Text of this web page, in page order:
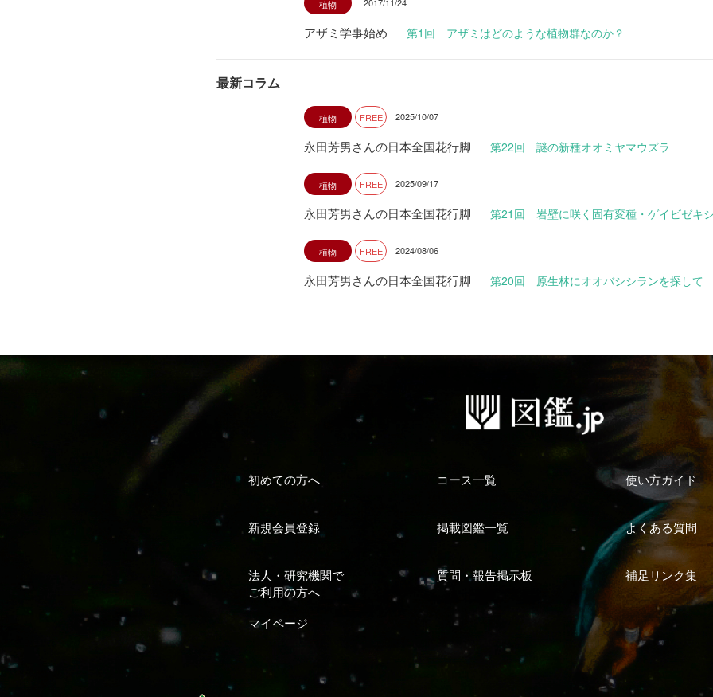
植物 2017/11/24
アザミ学事始め 第1回 アザミはどのような植物群なのか？
最新コラム
植物 FREE 2025/10/07
永田芳男さんの日本全国花行脚 第22回 謎の新種オオミヤマウズラ
植物 FREE 2025/09/17
永田芳男さんの日本全国花行脚 第21回 岩壁に咲く固有変種・ゲイビゼキ
植物 FREE 2024/08/06
永田芳男さんの日本全国花行脚 第20回 原生林にオオバシシランを探して
初めての方へ コース一覧 使い方ガイド
新規会員登録 掲載図鑑一覧 よくある質問
法人・研究機関で
ご利用の方へ
質問・報告掲示板 補足リンク集
マイページ